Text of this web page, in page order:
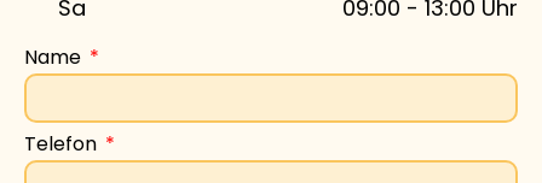
Sa
09:00 - 13:00 Uhr
Name
Telefon